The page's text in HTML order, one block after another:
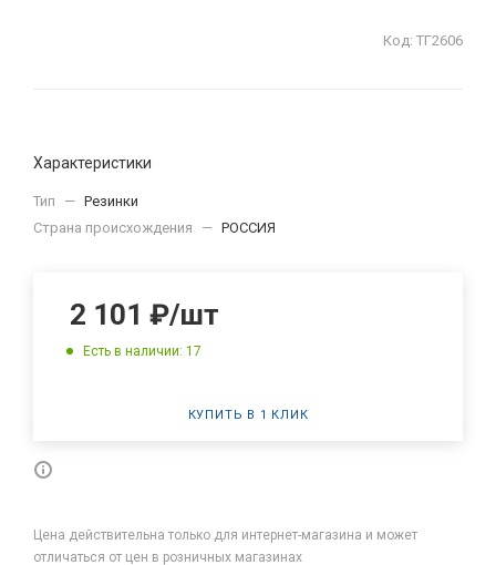
Код: ТГ2606
Характеристики
Тип — Резинки
Страна происхождения
— РОССИЯ
2 101 ₽/шт
Есть в наличии: 17
КУПИТЬ В 1 КЛИК
Цена действительна только для интернет-магазина и может
отличаться от цен в розничных магазинах